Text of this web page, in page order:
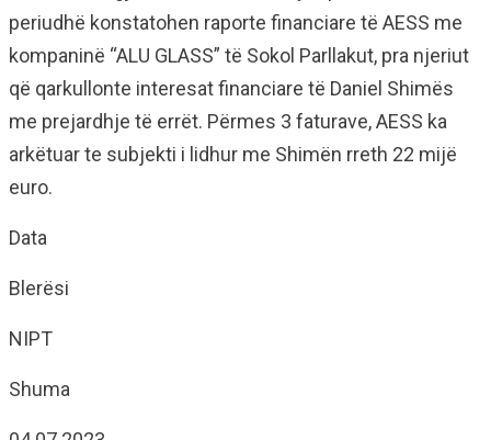
periudhë konstatohen raporte financiare të AESS me
kompaninë “ALU GLASS” të Sokol Parllakut, pra njeriut
që qarkullonte interesat financiare të Daniel Shimës
me prejardhje të errët. Përmes 3 faturave, AESS ka
arkëtuar te subjekti i lidhur me Shimën rreth 22 mijë
euro.
Data
Blerësi
NIPT
Shuma